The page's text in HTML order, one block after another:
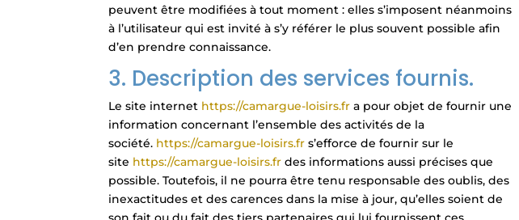
peuvent être modifiées à tout moment : elles s’imposent néanmoins
à l’utilisateur qui est invité à s’y référer le plus souvent possible afin
d’en prendre connaissance.
3. Description des services fournis.
Le site internet https://camargue-loisirs.fr a pour objet de fournir une
information concernant l’ensemble des activités de la
société. https://camargue-loisirs.fr s’efforce de fournir sur le
site https://camargue-loisirs.fr des informations aussi précises que
possible. Toutefois, il ne pourra être tenu responsable des oublis, des
inexactitudes et des carences dans la mise à jour, qu’elles soient de